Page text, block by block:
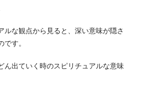
ルな観点から見ると、深い意味が隠さ
す。
ん出ていく時のスピリチュアルな意味